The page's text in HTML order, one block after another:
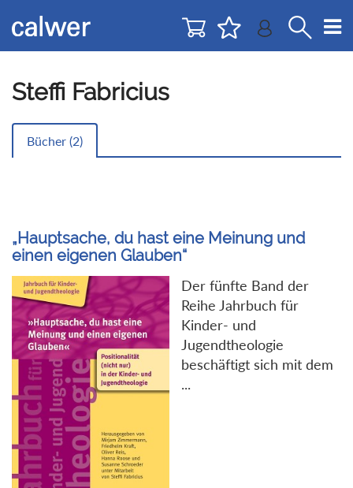
zur
Navigation
zum
Inhalt
Steffi Fabricius
Bücher (2)
„Hauptsache, du hast eine Meinung und
einen eigenen Glauben“
Der fünfte Band der
Reihe Jahrbuch für
Kinder- und
Jugendtheologie
beschäftigt sich mit dem
...